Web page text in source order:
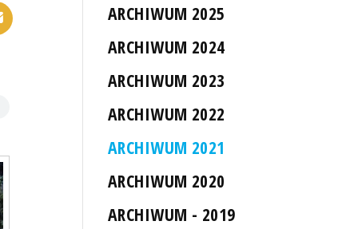
ARCHIWUM 2025
ARCHIWUM 2024
ARCHIWUM 2023
ARCHIWUM 2022
ARCHIWUM 2021
ARCHIWUM 2020
ARCHIWUM - 2019